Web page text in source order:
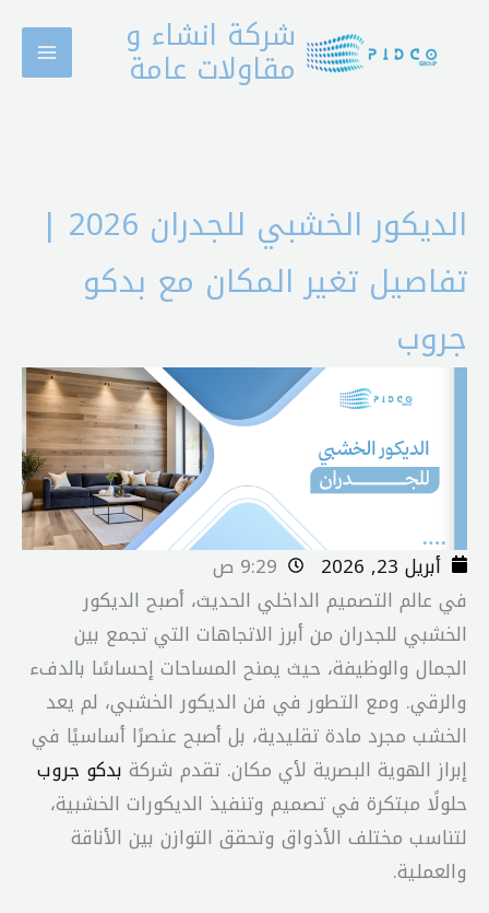
شركة انشاء و
مقاولات عامة
الديكور الخشبي للجدران 2026 |
تفاصيل تغير المكان مع بدكو
جروب
أبريل 23, 2026
9:29 ص
في عالم التصميم الداخلي الحديث، أصبح الديكور
الخشبي للجدران من أبرز الاتجاهات التي تجمع بين
الجمال والوظيفة، حيث يمنح المساحات إحساسًا بالدفء
والرقي. ومع التطور في فن الديكور الخشبي، لم يعد
الخشب مجرد مادة تقليدية، بل أصبح عنصرًا أساسيًا في
إبراز الهوية البصرية لأي مكان. تقدم شركة بدكو جروب
حلولًا مبتكرة في تصميم وتنفيذ الديكورات الخشبية،
لتناسب مختلف الأذواق وتحقق التوازن بين الأناقة
والعملية.